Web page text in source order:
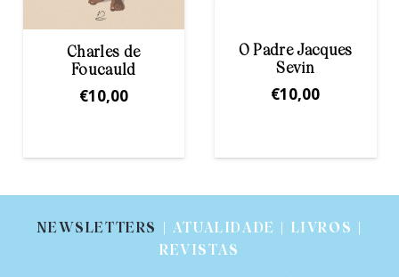
O Padre Jacques
Sevin
€10,00
Nascemos e
jamais
morreremos (6.ª
edição)
NEWSLETTERS
| ATUALIDADE | LIVROS |
REVISTAS